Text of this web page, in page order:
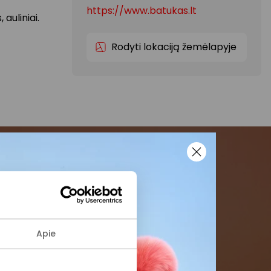
Apie
auliniai.
https://www.batukas.lt
Rodyti lokaciją žemėlapyje
iš